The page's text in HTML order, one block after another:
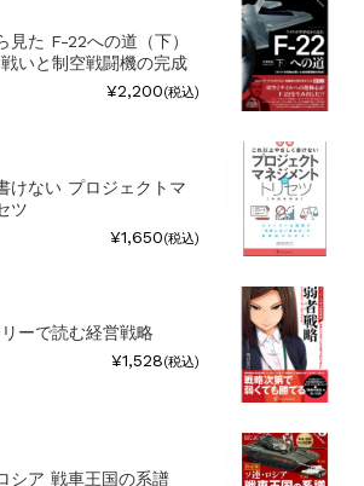
見た F-22への道（下）
いと制空戦闘機の完成
¥2,200(税込)
けない プロジェクトマ
ツ
¥1,650(税込)
ーで読む経営戦略
¥1,528(税込)
シア 戦車王国の系譜